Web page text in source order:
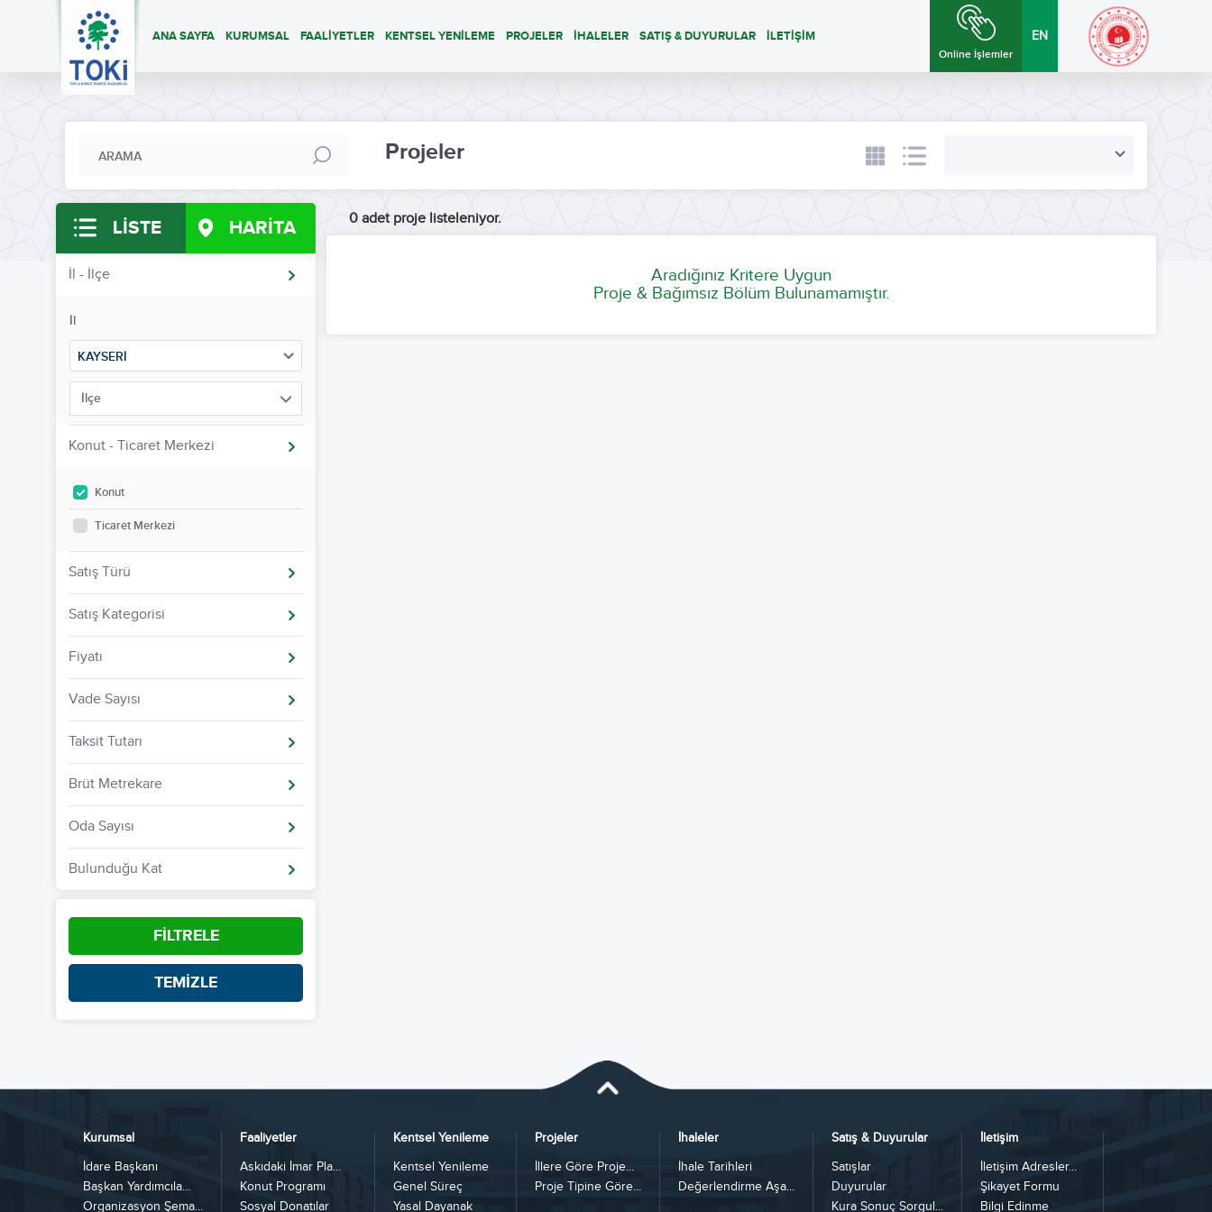
ANA SAYFA KURUMSAL FAALİYETLER KENTSEL YENİLEME PROJELER İHALELER SATIŞ & DUYURULAR İLETİŞİM
Online İşlemler
EN
Projeler
LİSTE HARİTA
İl - İlçe
İl
KAYSERİ
İlçe
Konut - Ticaret Merkezi
Konut
Ticaret Merkezi
Satış Türü
Satış Kategorisi
Fiyatı
Vade Sayısı
Taksit Tutarı
Brüt Metrekare
Oda Sayısı
Bulunduğu Kat
FİLTRELE
TEMİZLE
0 adet proje listeleniyor.
Aradığınız Kritere Uygun
Proje & Bağımsız Bölüm Bulunamamıştır.
Kurumsal
İdare Başkanı
Başkan Yardımcıla...
Organizasyon Şema...
Faaliyetler
Askıdaki İmar Pla...
Konut Programı
Sosyal Donatılar
Kentsel Yenileme
Kentsel Yenileme
Genel Süreç
Yasal Dayanak
Projeler
İllere Göre Proje...
Proje Tipine Göre...
İhaleler
İhale Tarihleri
Değerlendirme Aşa...
Satış & Duyurular
Satışlar
Duyurular
Kura Sonuç Sorgul...
İletişim
İletişim Adresler...
Şikayet Formu
Bilgi Edinme